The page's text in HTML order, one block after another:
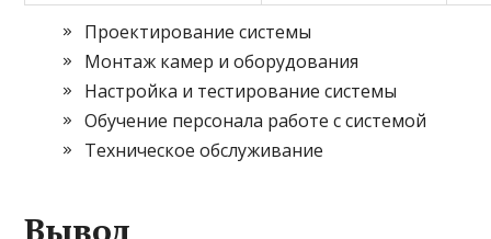
Проектирование системы
Монтаж камер и оборудования
Настройка и тестирование системы
Обучение персонала работе с системой
Техническое обслуживание
Вывод